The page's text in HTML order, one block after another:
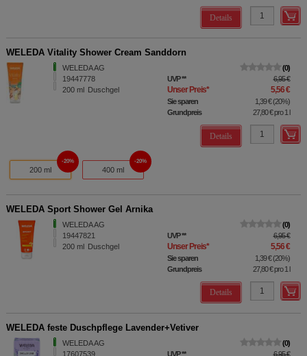
Details
WELEDA Vitality Shower Cream Sanddorn
WELEDA AG
19447778
200 ml Duschgel
0
UVP** 6,95 €
Unser Preis* 5,56 €
Sie sparen 1,39 €(20%)
Grundpreis
27,80 €pro 1 l
Details
200 ml
20%
400 ml
20%
WELEDA Sport Shower Gel Arnika
WELEDA AG
19447821
200 ml Duschgel
0
UVP** 6,95 €
Unser Preis* 5,56 €
Sie sparen 1,39 €(20%)
Grundpreis
27,80 €pro 1 l
Details
WELEDA feste Duschpflege Lavender+Vetiver
WELEDA AG
17607539
0
UVP** 6,95 €